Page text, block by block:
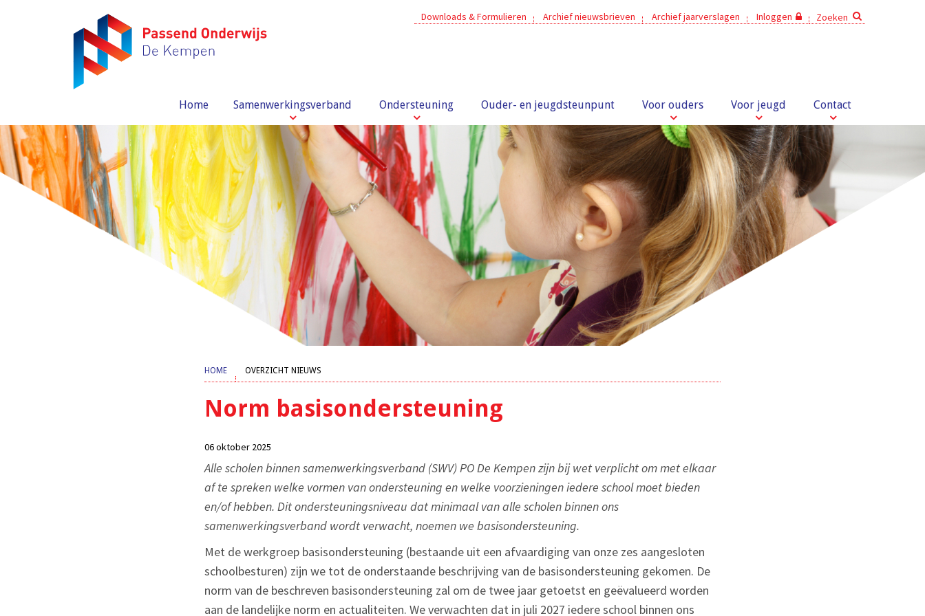
Home Samenwerkingsverband Ondersteuning Ouder- en jeugdsteunpunt Voor ouders Voor jeugd Contact
Downloads & Formulieren Archief nieuwsbrieven Archief jaarverslagen Inloggen Zoeken
HOME OVERZICHT NIEUWS
Norm basisondersteuning
06 oktober 2025
Alle scholen binnen samenwerkingsverband (SWV) PO De Kempen zijn bij wet verplicht om met elkaar
af te spreken welke vormen van ondersteuning en welke voorzieningen iedere school moet bieden
en/of hebben. Dit ondersteuningsniveau dat minimaal van alle scholen binnen ons
samenwerkingsverband wordt verwacht, noemen we basisondersteuning.
Met de werkgroep basisondersteuning (bestaande uit een afvaardiging van onze zes aangesloten
schoolbesturen) zijn we tot de onderstaande beschrijving van de basisondersteuning gekomen. De
norm van de beschreven basisondersteuning zal om de twee jaar getoetst en geëvalueerd worden
aan de landelijke norm en actualiteiten. We verwachten dat in juli 2027 iedere school binnen ons